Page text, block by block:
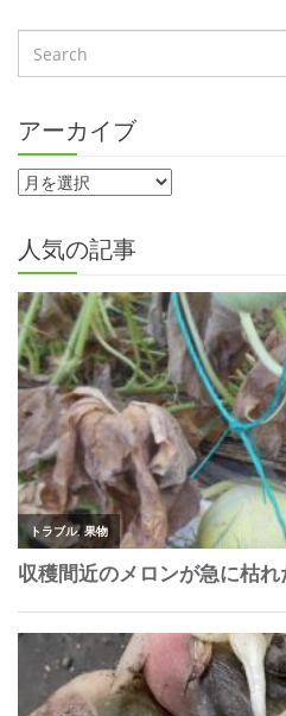
アーカイブ
人気の記事